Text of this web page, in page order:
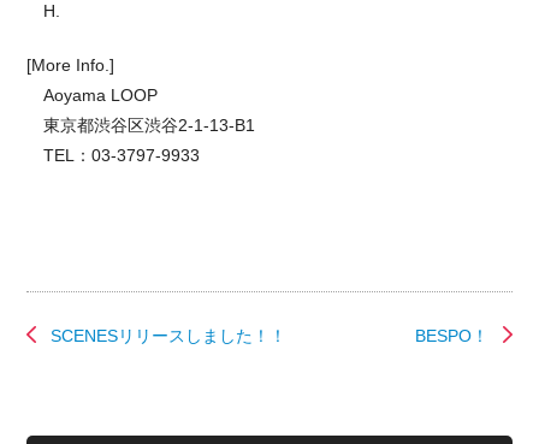
H.
[More Info.]
Aoyama LOOP
東京都渋谷区渋谷2-1-13-B1
TEL：03-3797-9933
BESPO！
SCENESリリースしました！！